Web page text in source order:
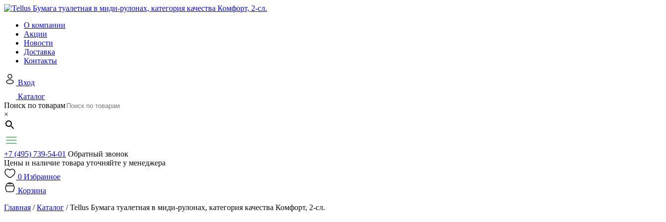
О компании
Акции
Новости
Доставка
Контакты
Вход
Каталог
Поиск по товарам
×
+7 (495) 739-54-01 Обратный звонок
Цены и наличие товара уточняйте у менеджера
0 Избранное
Корзина
Главная /Каталог /Tellus Бумага туалетная в миди-рулонах, категория качества Комфорт, 2-сл.